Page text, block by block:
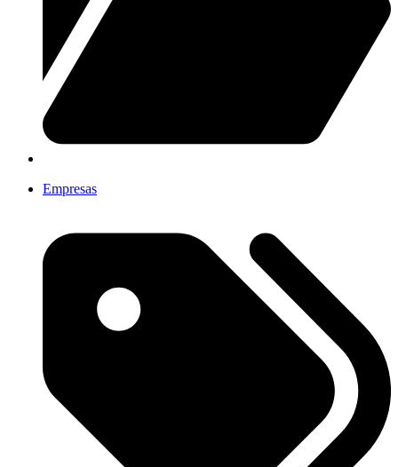
Empresas